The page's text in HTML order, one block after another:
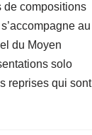
de compositions
au
du Moyen
solo
reprises qui sont